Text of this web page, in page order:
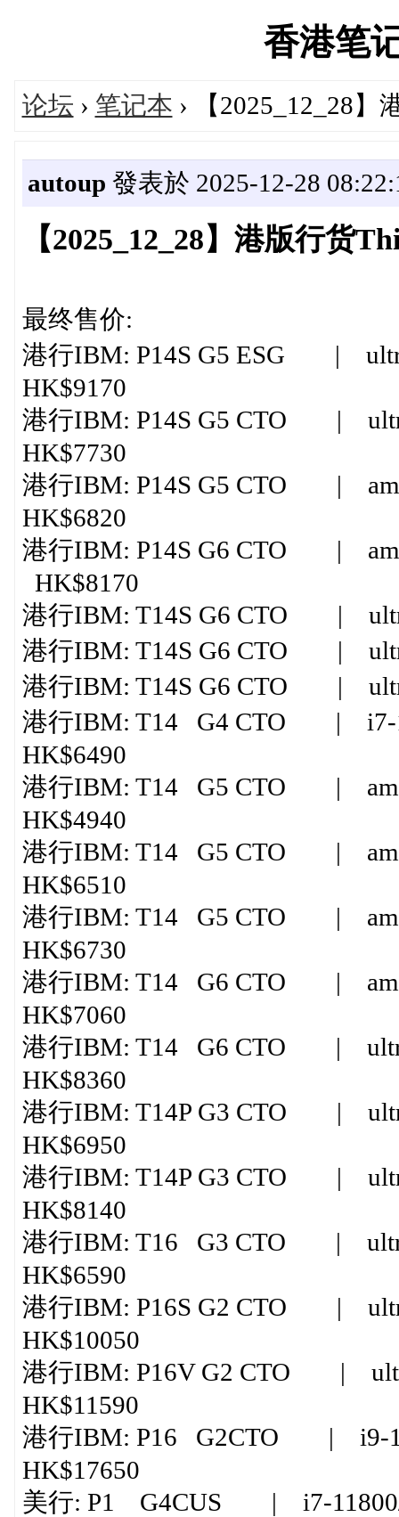
香港笔
论坛 › 笔记本 › 【2025_12_28
autoup 發表於 2025-12-28
【2025_12_28】港版行货
最终售价:
港行IBM: P14S G5 ESG |
HK$9170
港行IBM: P14S G5 CTO |
HK$7730
港行IBM: P14S G5 CTO |
HK$6820
港行IBM: P14S G6 CTO |
HK$8170
港行IBM: T14S G6 CTO |
港行IBM: T14S G6 CTO |
港行IBM: T14S G6 CTO |
港行IBM: T14 G4 CTO | i7-
HK$6490
港行IBM: T14 G5 CTO |
HK$4940
港行IBM: T14 G5 CTO |
HK$6510
港行IBM: T14 G5 CTO |
HK$6730
港行IBM: T14 G6 CTO |
HK$7060
港行IBM: T14 G6 CTO |
HK$8360
港行IBM: T14P G3 CTO |
HK$6950
港行IBM: T14P G3 CTO |
HK$8140
港行IBM: T16 G3 CTO |
HK$6590
港行IBM: P16S G2 CTO |
HK$10050
港行IBM: P16V G2 CTO |
HK$11590
港行IBM: P16 G2CTO | i9-
HK$17650
美行: P1 G4CUS | i7-